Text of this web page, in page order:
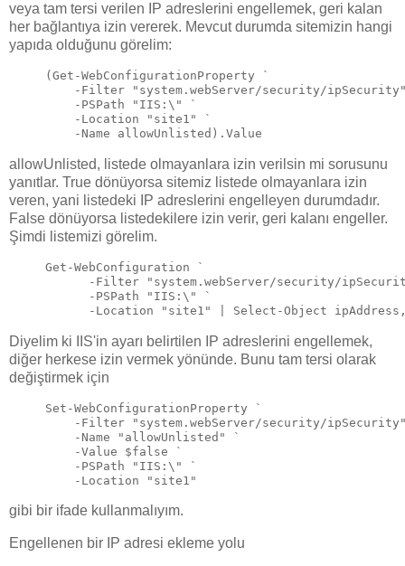
veya tam tersi verilen IP adreslerini engellemek, geri kalan
her bağlantıya izin vererek. Mevcut durumda sitemizin hangi
yapıda olduğunu görelim:
( Get-WebConfigurationProperty `
-Filter
"system.webServer/security/
- PSPath "IIS:\"
`
- Location "site1"
`
- Name allowUnlisted ). Value
allowUnlisted, listede olmayanlara izin verilsin mi sorusunu
yanıtlar. True dönüyorsa sitemiz listede olmayanlara izin
veren, yani listedeki IP adreslerini engelleyen durumdadır.
False dönüyorsa listedekilere izin verir, geri kalanı engeller.
Şimdi listemizi görelim.
Get-WebConfiguration `
-Filter "system.webServer/security/
-PSPath "IIS:\" `
-Location "site1" | Select-Object ipAddress,
Diyelim ki IIS'in ayarı belirtilen IP adreslerini engellemek,
diğer herkese izin vermek yönünde. Bunu tam tersi olarak
değiştirmek için
Set-WebConfigurationProperty `
-Filter "system.webServer/security/
-Name "allowUnlisted" `
-Value $false `
-PSPath "IIS:\" `
-Location "site1"
gibi bir ifade kullanmalıyım.
Engellenen bir IP adresi ekleme yolu